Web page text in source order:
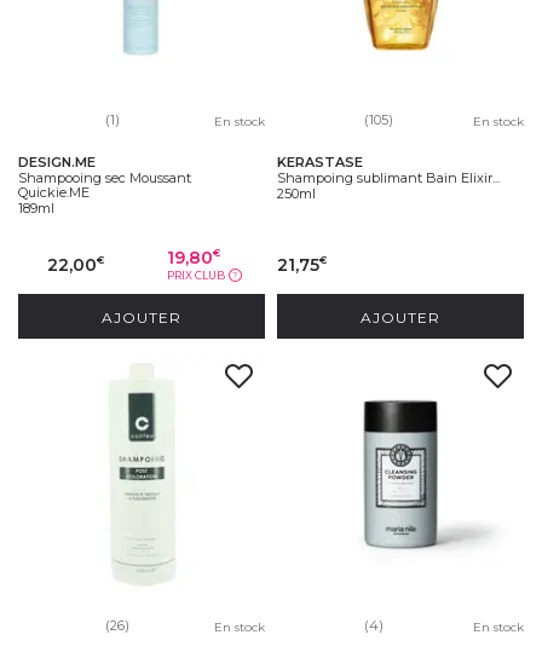
(1) En stock
DESIGN.ME
Shampooing sec Moussant
Quickie.ME
189ml
22,00€ 19,80€
PRIX CLUB ?
AJOUTER
(105) En stock
KERASTASE
Shampoing sublimant Bain Elixir...
250ml
21,75€
AJOUTER
(26) En stock (4) En stock